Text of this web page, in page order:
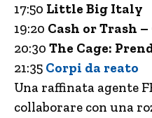
17:50 Little Big Italy
19:20 Cash or Trash
20:30 The Cage:
21:35 Corpi da reato
Una raffinata agente
collaborare con una